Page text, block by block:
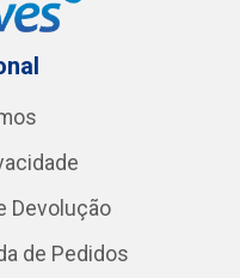
Devolução
de Pedidos